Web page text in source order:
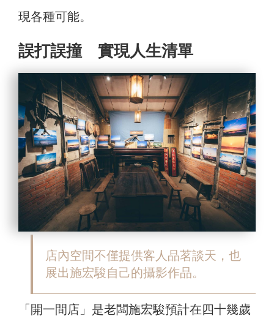
現各種可能。
誤打誤撞 實現人生清單
店內空間不僅提供客人品茗談天，也
展出施宏駿自己的攝影作品。
「開一間店」是老闆施宏駿預計在四十幾歲